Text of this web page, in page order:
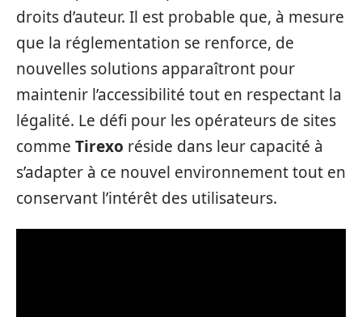
droits d’auteur. Il est probable que, à mesure
que la réglementation se renforce, de
nouvelles solutions apparaîtront pour
maintenir l’accessibilité tout en respectant la
légalité. Le défi pour les opérateurs de sites
comme Tirexo réside dans leur capacité à
s’adapter à ce nouvel environnement tout en
conservant l’intérêt des utilisateurs.